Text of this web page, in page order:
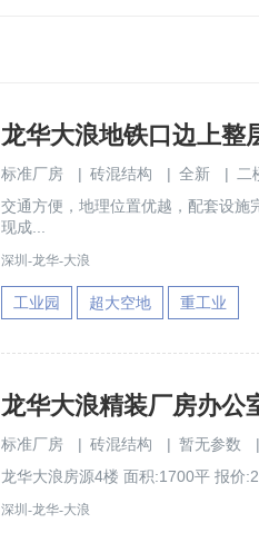
标准厂房 | 砖混结构 | 全新 |
二
交通方便，地理位置优越，配套设施
现成...
深圳-龙华-大浪
工业园 超大空地 重工业
标准厂房 | 砖混结构 | 暂无参数 |
龙华大浪房源4楼 面积:1700平 报价
深圳-龙华-大浪